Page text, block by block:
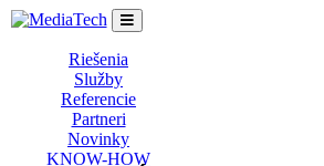
Riešenia
Služby
Referencie
Partneri
Novinky
KNOW-HOW